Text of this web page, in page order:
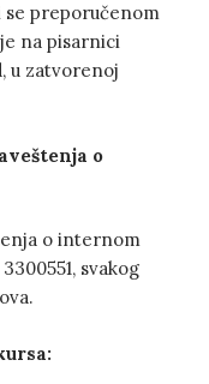
se preporučenom
na pisarnici
u zatvorenoj
o
o internom
svakog